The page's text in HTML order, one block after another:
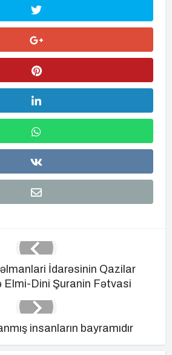
İdarəsinin Qazilar
Elmi-Dini Şuranin Fətvasi
insanların bayramıdır